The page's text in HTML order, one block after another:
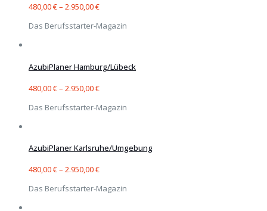
480,00€– 2.950,00€
Das Berufsstarter-Magazin
AzubiPlaner Hamburg/Lübeck
480,00€– 2.950,00€
Das Berufsstarter-Magazin
AzubiPlaner Karlsruhe/Umgebung
480,00€– 2.950,00€
Das Berufsstarter-Magazin